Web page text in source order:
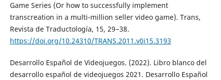
Game Series (Or how to successfully implement
transcreation in a multi-million seller video game). Trans,
Revista de Traductología, 15, 29−38.
https://doi.org/10.24310/TRANS.2011.v0i15.3193
Desarrollo Español de Videojuegos. (2022). Libro blanco del
desarrollo español de videojuegos 2021. Desarrollo Español